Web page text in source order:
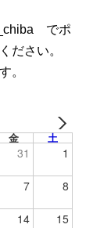
でポ
ださい。
。
金 土
31 1
7 8
14 15